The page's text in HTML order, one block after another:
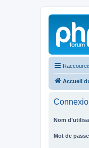
Accueil
Nom
Mot de